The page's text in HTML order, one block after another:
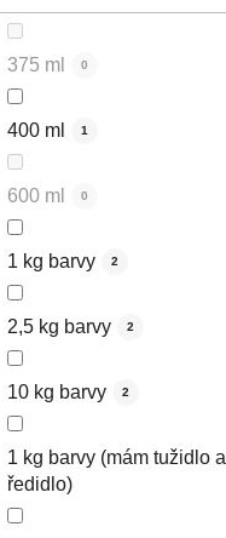
375 ml 0
400 ml 1
600 ml 0
1 kg barvy 2
2,5 kg barvy 2
10 kg barvy 2
1 kg barvy (mám tužidlo a
ředidlo)